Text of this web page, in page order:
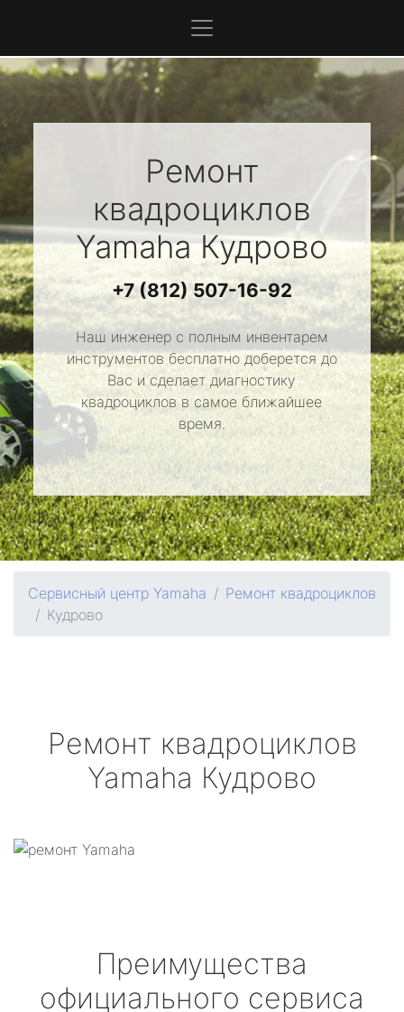
Ремонт
квадроциклов
YamahaКудрово
+7 (812) 507-16-92
Наш инженер с полным инвентарем
инструментов бесплатно доберется до
Вас и сделает диагностику
квадроциклов в самое ближайшее
время.
Сервисный центр Yamaha
Ремонт квадроциклов
Кудрово
Ремонт квадроциклов
Yamaha Кудрово
Преимущества
официального сервиса